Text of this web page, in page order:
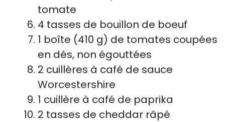
tomate
4 tasses de bouillon de boeuf
1 boîte (410 g) de tomates coupées
en dés, non égouttées
2 cuillères à café de sauce
Worcestershire
1 cuillère à café de paprika
2 tasses de cheddar râpé